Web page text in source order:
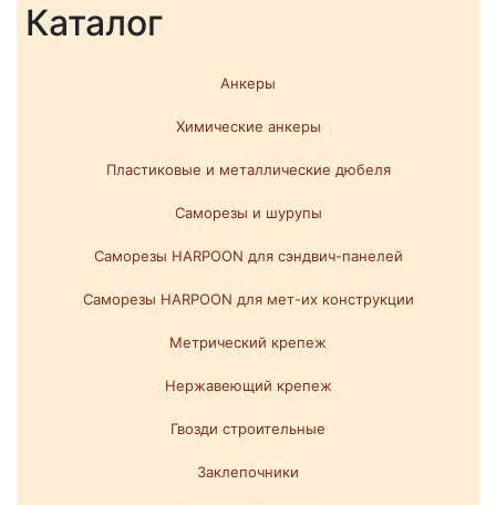
Каталог
Анкеры
Химические анкеры
Пластиковые и металлические дюбеля
Саморезы и шурупы
Саморезы HARPOON для сэндвич-панелей
Саморезы HARPOON для мет-их конструкции
Метрический крепеж
Нержавеющий крепеж
Гвозди строительные
Заклепочники